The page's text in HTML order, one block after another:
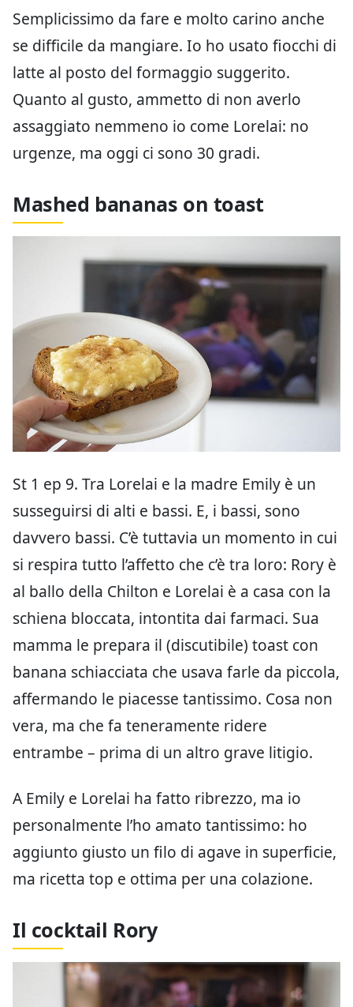
Semplicissimo da fare e molto carino anche
se difficile da mangiare. Io ho usato fiocchi di
latte al posto del formaggio suggerito.
Quanto al gusto, ammetto di non averlo
assaggiato nemmeno io come Lorelai: no
urgenze, ma oggi ci sono 30 gradi.
Mashed bananas on toast
St 1 ep 9. Tra Lorelai e la madre Emily è un
susseguirsi di alti e bassi. E, i bassi, sono
davvero bassi. C’è tuttavia un momento in cui
si respira tutto l’affetto che c’è tra loro: Rory è
al ballo della Chilton e Lorelai è a casa con la
schiena bloccata, intontita dai farmaci. Sua
mamma le prepara il (discutibile) toast con
banana schiacciata che usava farle da piccola,
affermando le piacesse tantissimo. Cosa non
vera, ma che fa teneramente ridere
entrambe – prima di un altro grave litigio.
A Emily e Lorelai ha fatto ribrezzo, ma io
personalmente l’ho amato tantissimo: ho
aggiunto giusto un filo di agave in superficie,
ma ricetta top e ottima per una colazione.
Il cocktail Rory